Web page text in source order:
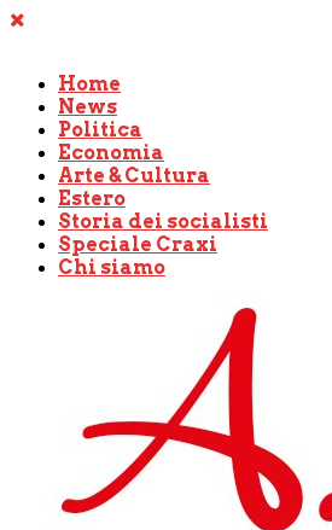
Home
News
Politica
Economia
Arte & Cultura
Estero
Storia dei socialisti
Speciale Craxi
Chi siamo